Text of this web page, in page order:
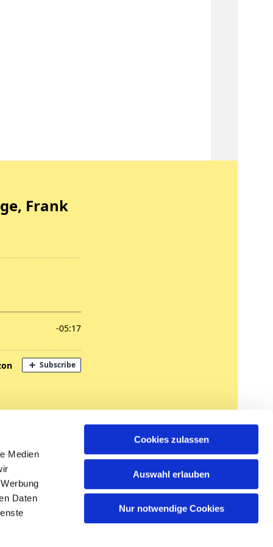
Medien
Daten
Cookies zulassen
Auswahl erlauben
Nur notwendige Cookies
werden